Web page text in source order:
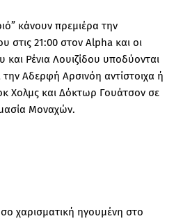
κάνουν πρεμιέρα την
στις 21:00 στον Alpha και οι
και Ρένια Λουιζίδου υποδύονται
Αδερφή Αρσινόη αντίστοιχα ή
Χολμς και Δόκτωρ Γουάτσον σε
Μοναχών.
χαρισματική ηγουμένη στο